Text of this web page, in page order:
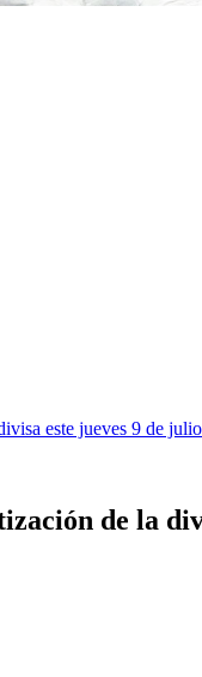
este jueves 9 de
de la